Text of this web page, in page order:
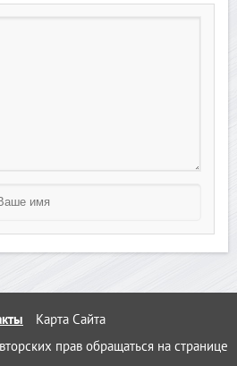
Карта Сайта
прав обращаться на странице